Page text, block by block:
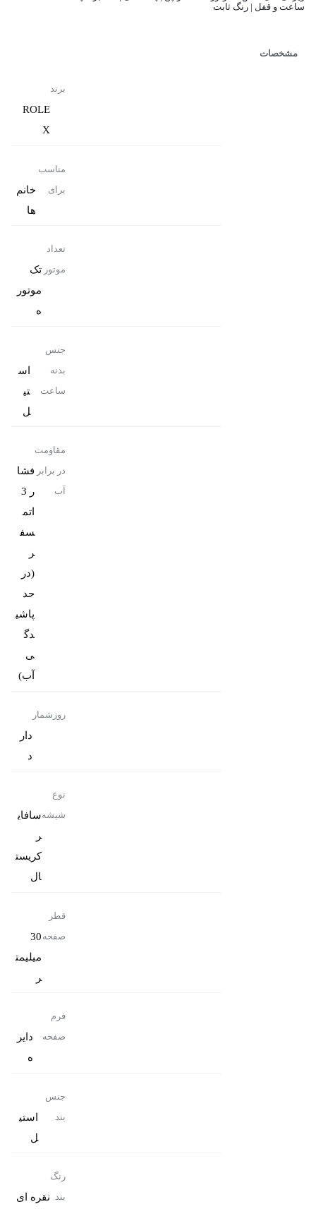
ساعت و قفل | رنگ ثابت
مشخصات
برند
ROLE
X
مناسب
برای
خانم
ها
تعداد
موتور تک
موتور
ه
جنس
بدنه
ساعت
اس
تی
ل
مقاومت
در برابر
آب
فشا
ر 3
اتم
سف
ر
(در
حد
پاشی
دگ
ی
آب)
روزشمار
دار
د
نوع
شیشهسافای
ر
کریست
ال
قطر
صفحه 30
میلیمت
ر
فرم
صفحه
دایر
ه
جنس
بند
استی
ل
رنگ
بند
نقره ای